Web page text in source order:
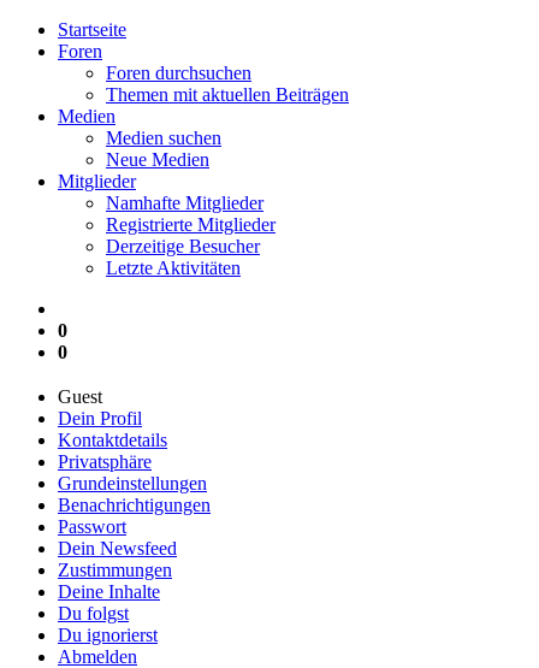
Startseite
Foren
Foren durchsuchen
Themen mit aktuellen Beiträgen
Medien
Medien suchen
Neue Medien
Mitglieder
Namhafte Mitglieder
Registrierte Mitglieder
Derzeitige Besucher
Letzte Aktivitäten
0
0
Guest
Dein Profil
Kontaktdetails
Privatsphäre
Grundeinstellungen
Benachrichtigungen
Passwort
Dein Newsfeed
Zustimmungen
Deine Inhalte
Du folgst
Du ignorierst
Abmelden